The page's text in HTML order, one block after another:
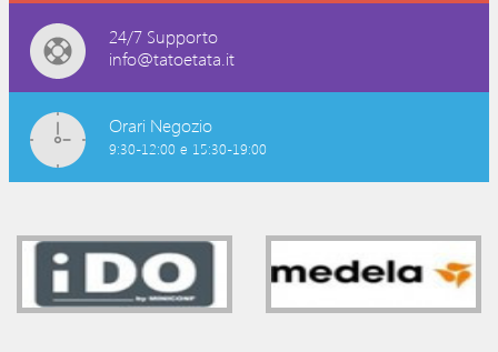
24/7 Supporto
info@tatoetata.it
Orari Negozio
9:30-12:00 e 15:30-19:00